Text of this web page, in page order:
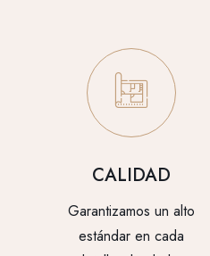
CALIDAD
Garantizamos un alto
estándar en cada